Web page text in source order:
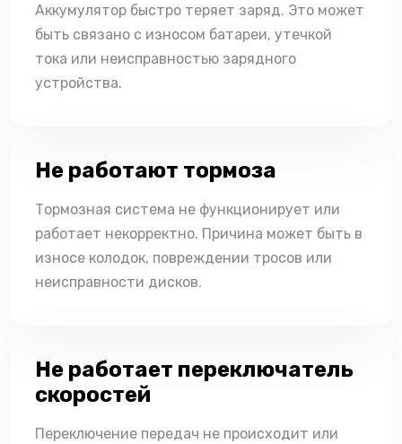
Аккумулятор быстро теряет заряд. Это может
быть связано с износом батареи, утечкой
тока или неисправностью зарядного
устройства.
Не работают тормоза
Тормозная система не функционирует или
работает некорректно. Причина может быть в
износе колодок, повреждении тросов или
неисправности дисков.
Не работает переключатель
скоростей
Переключение передач не происходит или